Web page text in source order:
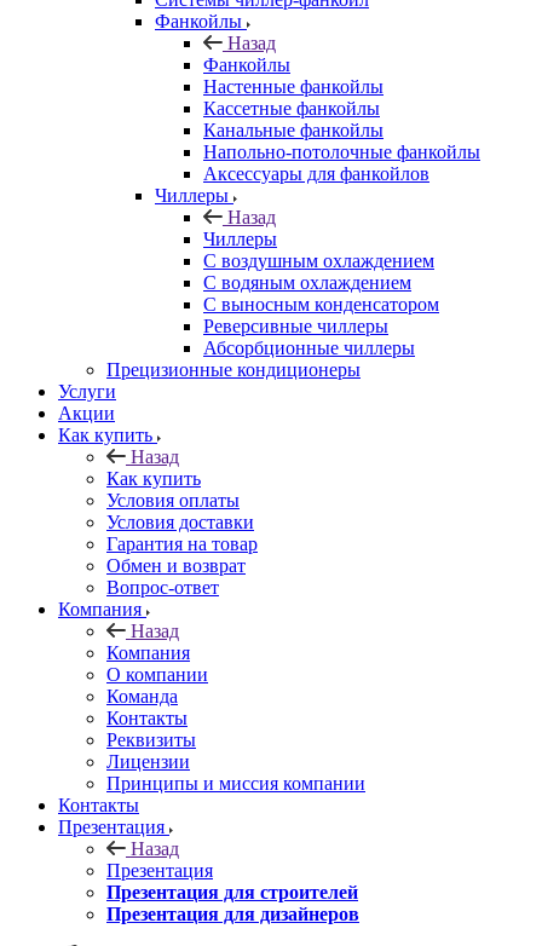
Фанкойлы
Назад
Фанкойлы
Настенные фанкойлы
Кассетные фанкойлы
Канальные фанкойлы
Напольно-потолочные фанкойлы
Аксессуары для фанкойлов
Чиллеры
Назад
Чиллеры
С воздушным охлаждением
С водяным охлаждением
С выносным конденсатором
Реверсивные чиллеры
Абсорбционные чиллеры
Прецизионные кондиционеры
Услуги
Акции
Как купить
Назад
Как купить
Условия оплаты
Условия доставки
Гарантия на товар
Обмен и возврат
Вопрос-ответ
Компания
Назад
Компания
О компании
Команда
Контакты
Реквизиты
Лицензии
Принципы и миссия компании
Контакты
Презентация
Назад
Презентация
Презентация для строителей
Презентация для дизайнеров